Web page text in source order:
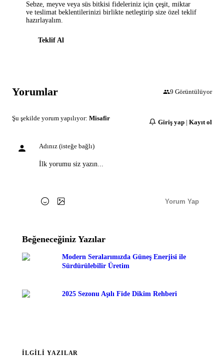
Sebze, meyve veya süs bitkisi fideleriniz için çeşit, miktar
ve teslimat beklentilerinizi birlikte netleştirip size özel teklif
hazırlayalım.
Teklif Al
Yorumlar 9 Görüntülüyor
Şu şekilde yorum yapılıyor: Misafir
Giriş yap | Kayıt ol
Yorum Yap
Beğeneceğiniz Yazılar
Modern Seralarımızda Güneş Enerjisi ile
Sürdürülebilir Üretim
2025 Sezonu Aşılı Fide Dikim Rehberi
İLGİLİ YAZILAR